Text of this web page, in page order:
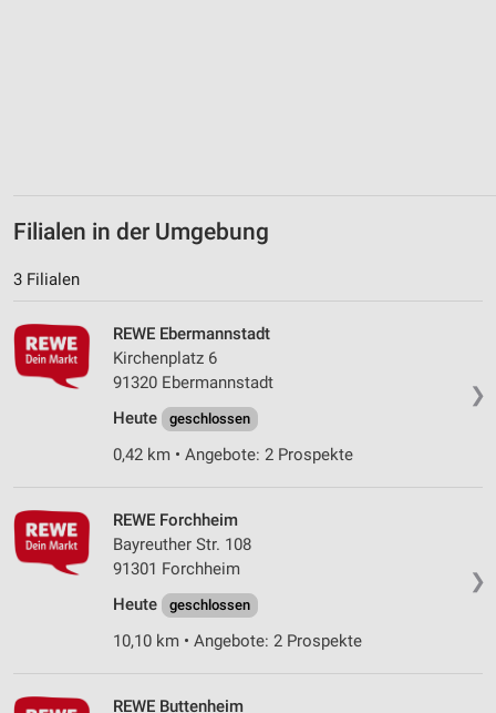
Filialen in der Umgebung
3 Filialen
❯
REWE Ebermannstadt
Kirchenplatz 6
91320 Ebermannstadt
Heute
geschlossen
0,42 km • Angebote: 2 Prospekte
❯
REWE Forchheim
Bayreuther Str. 108
91301 Forchheim
Heute
geschlossen
10,10 km • Angebote: 2 Prospekte
REWE Buttenheim
Messung der Werbeleistung
Analyse von Zielgruppen durch Statistiken oder
Kombinationen von Daten aus verschiedenen
Quellen
Entwicklung und Verbesserung der Angebote
Verwendung reduzierter Daten zur Auswahl von
IAB-Besonderheiten:
Verwendung genauer Standortdaten
Geräte anhand von aktiv angeforderten
Informationen identifizieren
Notwendig